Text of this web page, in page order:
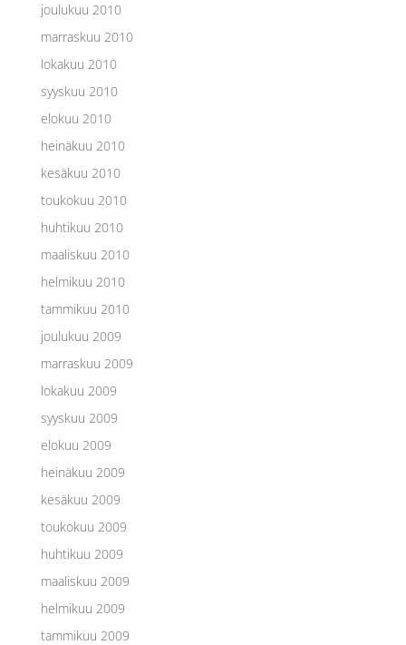
joulukuu 2010
marraskuu 2010
lokakuu 2010
syyskuu 2010
elokuu 2010
heinäkuu 2010
kesäkuu 2010
toukokuu 2010
huhtikuu 2010
maaliskuu 2010
helmikuu 2010
tammikuu 2010
joulukuu 2009
marraskuu 2009
lokakuu 2009
syyskuu 2009
elokuu 2009
heinäkuu 2009
kesäkuu 2009
toukokuu 2009
huhtikuu 2009
maaliskuu 2009
helmikuu 2009
tammikuu 2009